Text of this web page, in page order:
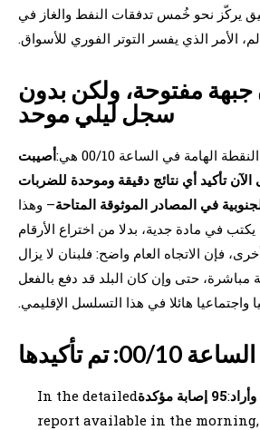
يركّز نحو خُمس تدفقات النفط والغاز في
الأمر الذي يفسر التوتر الفوري للأسواق.
جبهة مفتوحة، ولكن بدون
سجل ليلي موحد
الهامة في الساعة 00/10 هي:
أصيبت
تأكيد أي نتائج دقيقة وموحدة للضربات
في المصادر الموثوقة المتاحة– وهذا
في مادة جدية، بدلا من اختراع الأرقام
فإن الاتجاه العام واضح: فلبنان لا يزال
حتى وإن كان البلد قد دفع بالفعل
واجتماعيا هائلا في هذا التسلسل الإقليمي.
10: تم تأكيدها
:95 إصابة مؤكدة
In the detailed
report available in the